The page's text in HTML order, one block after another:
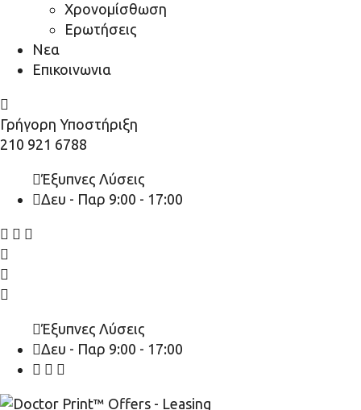
Χρονομίσθωση
Ερωτήσεις
Νεα
Επικοινωνια
Γρήγορη Υποστήριξη
210 921 6788
Έξυπνες Λύσεις
Δευ - Παρ 9:00 - 17:00
Έξυπνες Λύσεις
Δευ - Παρ 9:00 - 17:00